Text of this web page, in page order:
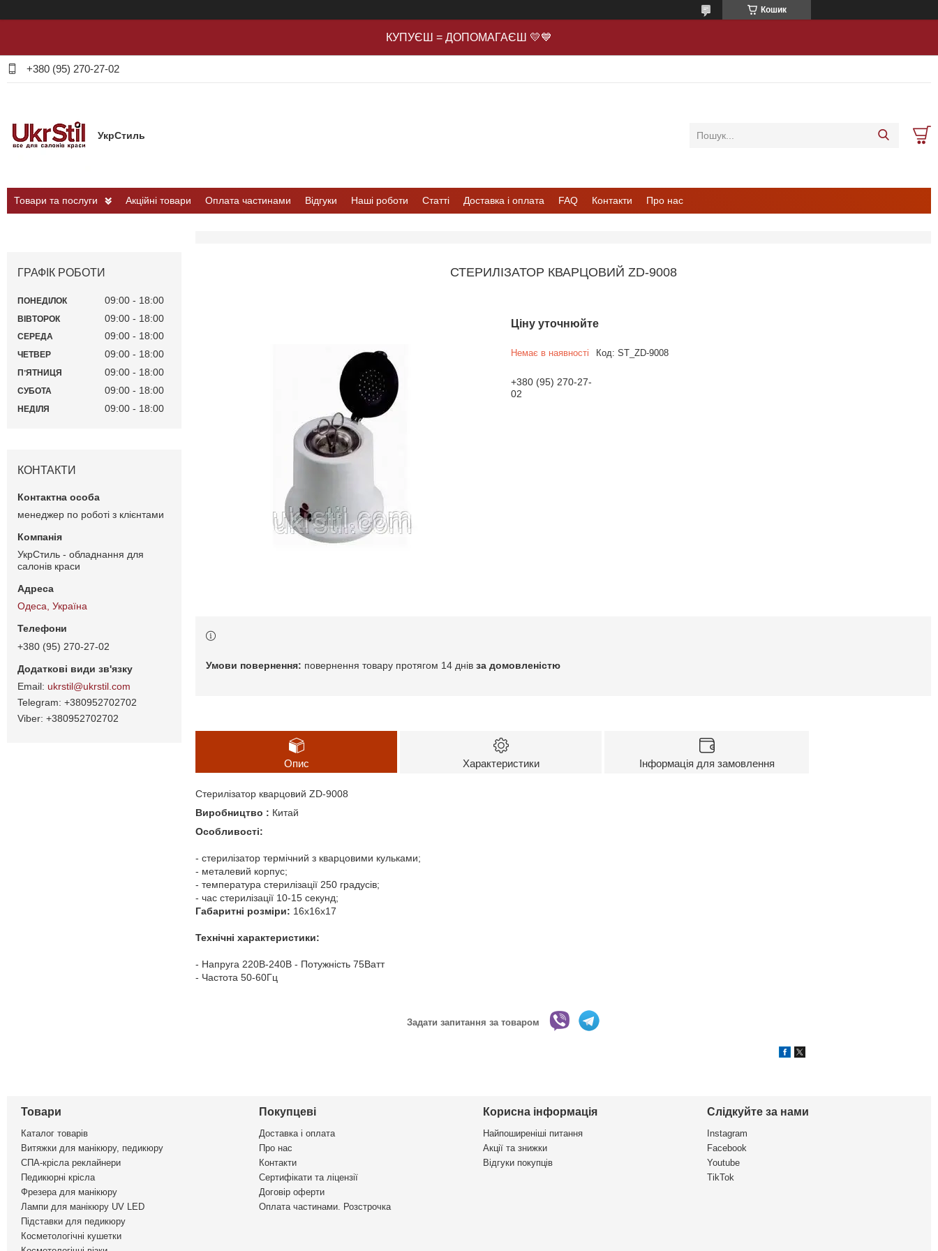
Кошик
КУПУЄШ = ДОПОМАГАЄШ 💛💙
+380 (95) 270-27-02
УкрСтиль
Товари та послуги Акційні товари Оплата частинами Відгуки Наші роботи Статті Доставка і оплата FAQ Контакти Про нас
СТЕРИЛІЗАТОР КВАРЦОВИЙ ZD-9008
Ціну уточнюйте
Немає в наявності Код: ST_ZD-9008
+380 (95) 270-27-
02
повернення товару протягом 14 днів за домовленістю
Опис Характеристики Інформація для замовлення
Стерилізатор кварцовий ZD-9008
Виробництво : Китай
Особливості:
- стерилізатор термічний з кварцовими кульками;
- металевий корпус;
- температура стерилізації 250 градусів;
- час стерилізації 10-15 секунд;
Габаритні розміри: 16х16х17
Технічні характеристики:
- Напруга 220В-240В - Потужність 75Ватт
- Частота 50-60Гц
Задати запитання за товаром
ГРАФІК РОБОТИ
ПОНЕДІЛОК 09:00 18:00
ВІВТОРОК 09:00 18:00
СЕРЕДА 09:00 18:00
ЧЕТВЕР 09:00 18:00
ПʼЯТНИЦЯ 09:00 18:00
СУБОТА 09:00 18:00
НЕДІЛЯ 09:00 18:00
КОНТАКТИ
менеджер по роботі з клієнтами
УкрСтиль - обладнання для
салонів краси
Одеса, Україна
+380 (95) 270-27-02
ukrstil@ukrstil.com
+380952702702
+380952702702
Товари
Каталог товарів
Витяжки для манікюру, педикюру
СПА-крісла реклайнери
Педикюрні крісла
Фрезера для манікюру
Лампи для манікюру UV LED
Підставки для педикюру
Косметологічні кушетки
Покупцеві
Доставка і оплата
Про нас
Контакти
Сертифікати та ліцензії
Договір оферти
Оплата частинами. Розстрочка
Корисна інформація
Найпоширеніші питання
Акції та знижки
Відгуки покупців
Слідкуйте за нами
Instagram
Facebook
Youtube
TikTok